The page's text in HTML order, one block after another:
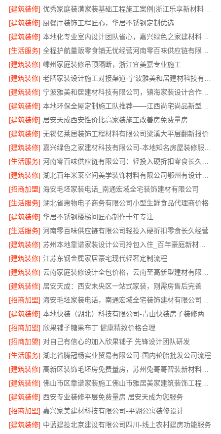
[建筑装修]
优秀家庭装潢家装基础工程施工案例|浙江乐享新材料有限公司
[建筑装修] 厨餐厅装饰工程匠心，华居不锈钢定制优选
[建筑装修]
本地化专业室内设计团队省心，嘉兴绿色之家建材科技有限公司全程托管
[生活服务]
[建筑装修] 嵊州家庭装修吊顶隔断，浙江宜美嘉专业施工
[建筑装修]
[建筑装修]
宁波雅美和居建材科技有限公司，镇海家装设计合作联系
[建筑装修]
[建筑装修] 居安天成西安性价比高家装施工改善房免费量房
[建筑装修] 无锡亿莱居装饰工程材料有限公司梁溪大平层翻新报价
[建筑装修]
[生活服务]
[建筑装修]
湖北百年米莱空间美学装饰材料有限公司鄂州有设计感装修公司实景案例
[招商加盟] 海安毛坯家装电话_南通宏域全宅装饰建材有限公司
[生活服务] 湖北省惠物电子商务有限公司小型生鲜食品代理商价格
[建筑装修] 华居不锈钢楼梯间匠心制作十年专注
[生活服务] 河南零百味供应链有限公司轻投入硬折扣零食长久经营
[建筑装修]
苏州本地靠谱家装设计公司拎包入住_百年豪庭新材料有限公司
[建筑装修] 江苏东钢金属家居豪宅现代轻奢定制流程
[建筑装修]
[建筑装修] 居安天成：西安未央区一站式家装，刚需房售后完善
[招商加盟]
[建筑装修]
本地快装（湖北）科技有限公司-青山快装房子装修两房一厅
[招商加盟] 欣果铺子糖果布丁 健康精致价格合理
[招商加盟] 对自己有信心的加入欣果铺子 先锋设计团队研发
[生活服务] 湖北省腾冠畅实业贸易有限公司-国内轮胎批发公司流程
[建筑装修]
高新区装饰毛坯房免费量房，苏州兔哥哥智装新材料有限公司
[建筑装修]
佛山市区靠谱家装施工佛山市雅居美家建筑装饰工程有限公司
[建筑装修] 西安专业装修平层免费量房 居安天成为您服务
[招商加盟] 嘉兴家美建材科技有限公司-平湖公寓装修设计
[建筑装修] 中蓝建投北京建设有限公司四川-线上农村建房功能服务